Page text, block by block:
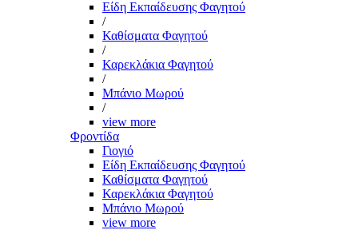
Είδη Εκπαίδευσης Φαγητού
/
Καθίσματα Φαγητού
/
Καρεκλάκια Φαγητού
/
Μπάνιο Μωρού
/
view more
Φροντίδα
Γιογιό
Είδη Εκπαίδευσης Φαγητού
Καθίσματα Φαγητού
Καρεκλάκια Φαγητού
Μπάνιο Μωρού
view more